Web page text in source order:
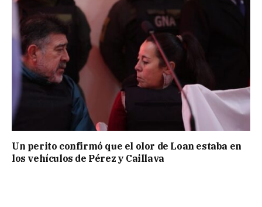
Un perito confirmó que el olor de Loan estaba en
los vehículos de Pérez y Caillava